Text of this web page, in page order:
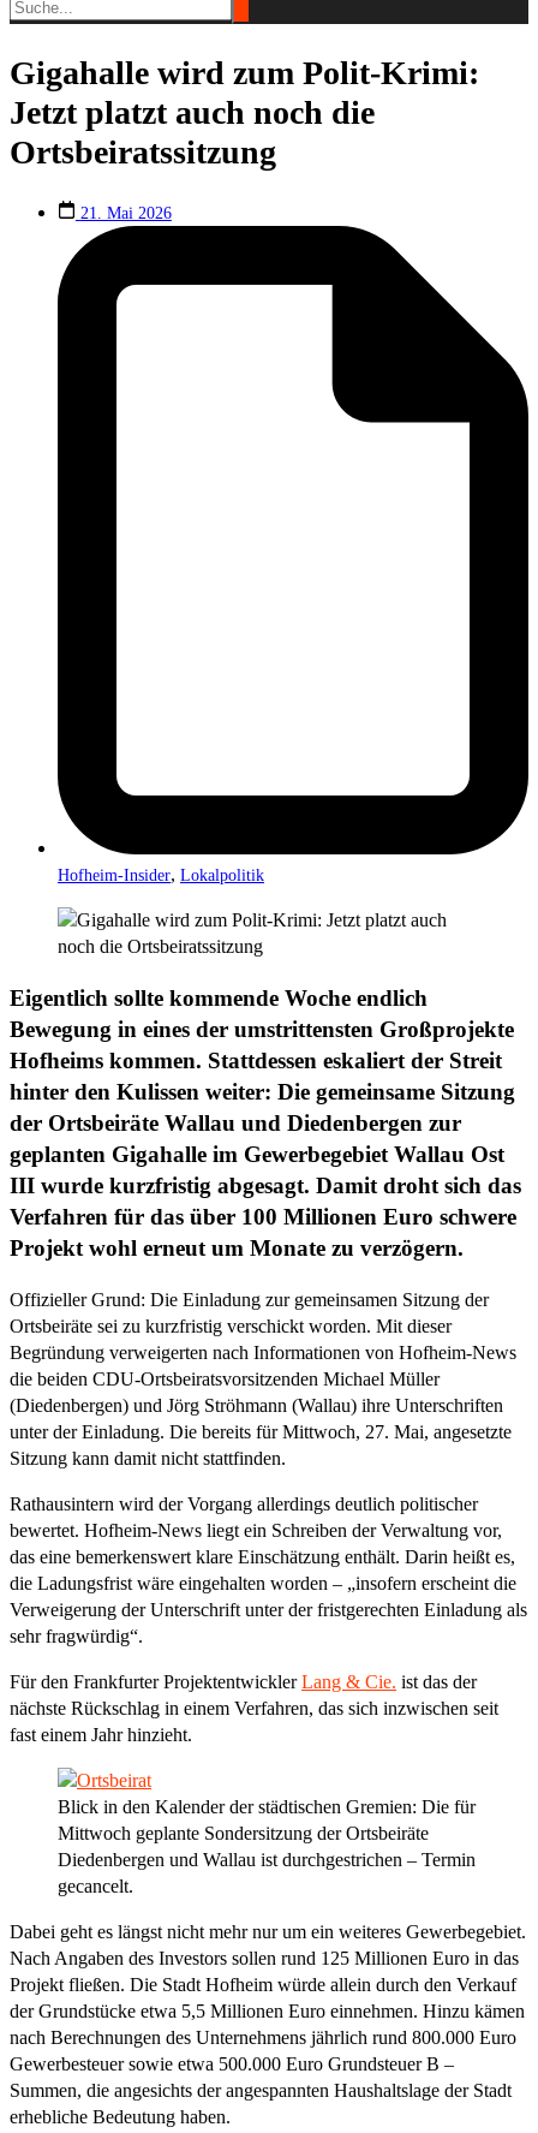
Gigahalle wird zum Polit-Krimi:
Jetzt platzt auch noch die
Ortsbeiratssitzung
21. Mai 2026
Hofheim-Insider, Lokalpolitik
Eigentlich sollte kommende Woche endlich
Bewegung in eines der umstrittensten Großprojekte
Hofheims kommen. Stattdessen eskaliert der Streit
hinter den Kulissen weiter: Die gemeinsame Sitzung
der Ortsbeiräte Wallau und Diedenbergen zur
geplanten Gigahalle im Gewerbegebiet Wallau Ost
III wurde kurzfristig abgesagt. Damit droht sich das
Verfahren für das über 100 Millionen Euro schwere
Projekt wohl erneut um Monate zu verzögern.
Offizieller Grund: Die Einladung zur gemeinsamen Sitzung der
Ortsbeiräte sei zu kurzfristig verschickt worden. Mit dieser
Begründung verweigerten nach Informationen von Hofheim-News
die beiden CDU-Ortsbeiratsvorsitzenden Michael Müller
(Diedenbergen) und Jörg Ströhmann (Wallau) ihre Unterschriften
unter der Einladung. Die bereits für Mittwoch, 27. Mai, angesetzte
Sitzung kann damit nicht stattfinden.
Rathausintern wird der Vorgang allerdings deutlich politischer
bewertet. Hofheim-News liegt ein Schreiben der Verwaltung vor,
das eine bemerkenswert klare Einschätzung enthält. Darin heißt es,
die Ladungsfrist wäre eingehalten worden – „insofern erscheint die
Verweigerung der Unterschrift unter der fristgerechten Einladung als
sehr fragwürdig“.
Für den Frankfurter ProjektentwicklerLang & Cie. ist das der
nächste Rückschlag in einem Verfahren, das sich inzwischen seit
fast einem Jahr hinzieht.
Blick in den Kalender der städtischen Gremien: Die für
Mittwoch geplante Sondersitzung der Ortsbeiräte
Diedenbergen und Wallau ist durchgestrichen – Termin
gecancelt.
Dabei geht es längst nicht mehr nur um ein weiteres Gewerbegebiet.
Nach Angaben des Investors sollen rund 125 Millionen Euro in das
Projekt fließen. Die Stadt Hofheim würde allein durch den Verkauf
der Grundstücke etwa 5,5 Millionen Euro einnehmen. Hinzu kämen
nach Berechnungen des Unternehmens jährlich rund 800.000 Euro
Gewerbesteuer sowie etwa 500.000 Euro Grundsteuer B –
Summen, die angesichts der angespannten Haushaltslage der Stadt
erhebliche Bedeutung haben.